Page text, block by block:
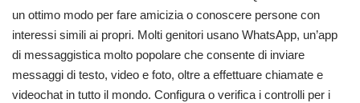
un ottimo modo per fare amicizia o conoscere persone con
interessi simili ai propri. Molti genitori usano WhatsApp, un’app
di messaggistica molto popolare che consente di inviare
messaggi di testo, video e foto, oltre a effettuare chiamate e
videochat in tutto il mondo. Configura o verifica i controlli per i